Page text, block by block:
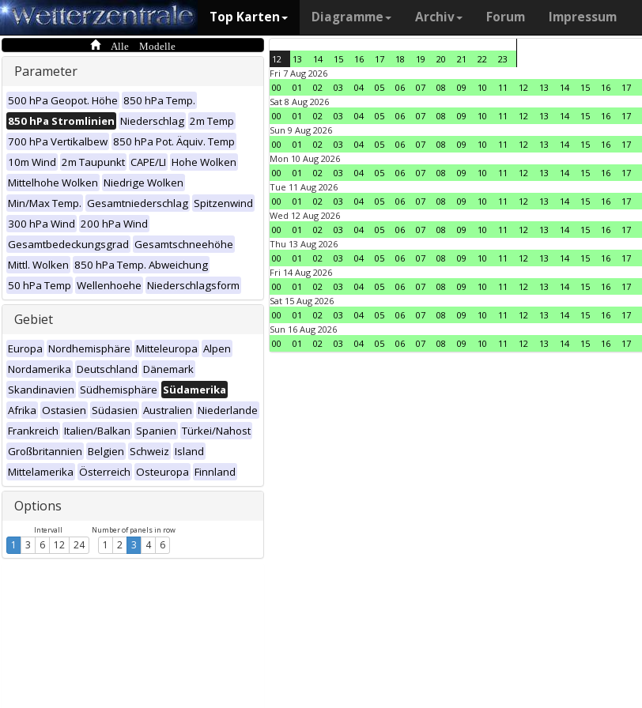
Top Karten Diagramme Archiv Forum Impressum
Alle Modelle
Parameter
500 hPa Geopot. Höhe 850 hPa Temp.
850 hPa Stromlinien Niederschlag 2m Temp
700 hPa Vertikalbew 850 hPa Pot. Äquiv. Temp
10m Wind 2m Taupunkt CAPE/LI Hohe Wolken
Mittelhohe Wolken Niedrige Wolken
Min/Max Temp. Gesamtniederschlag Spitzenwind
300 hPa Wind 200 hPa Wind
Gesamtbedeckungsgrad Gesamtschneehöhe
Mittl. Wolken 850 hPa Temp. Abweichung
50 hPa Temp Wellenhoehe Niederschlagsform
Gebiet
Europa Nordhemisphäre Mitteleuropa Alpen
Nordamerika Deutschland Dänemark
Skandinavien Südhemisphäre Südamerika
Afrika Ostasien Südasien Australien Niederlande
Frankreich Italien/Balkan Spanien Türkei/Nahost
Großbritannien Belgien Schweiz Island
Mittelamerika Österreich Osteuropa Finnland
Options
Intervall
1 3 6 12 24
Number of panels in row
1 2 3 4 6
12 13 14 15 16 17 18 19 20 21 22
23
Fri 7 Aug 2026
00
01 02 03 04 05 06 07 08 09 10 11 12 13 14 15 16 17
Sat 8 Aug 2026
00
01 02 03 04 05 06 07 08 09 10 11 12 13 14 15 16 17
Sun 9 Aug 2026
00
01 02 03 04 05 06 07 08 09 10 11 12 13 14 15 16 17
Mon 10 Aug 2026
00
01 02 03 04 05 06 07 08 09 10 11 12 13 14 15 16 17
Tue 11 Aug 2026
00
01 02 03 04 05 06 07 08 09 10 11 12 13 14 15 16 17
Wed 12 Aug 2026
00
01 02 03 04 05 06 07 08 09 10 11 12 13 14 15 16 17
Thu 13 Aug 2026
00
01 02 03 04 05 06 07 08 09 10 11 12 13 14 15 16 17
Fri 14 Aug 2026
00
01 02 03 04 05 06 07 08 09 10 11 12 13 14 15 16 17
Sat 15 Aug 2026
00
01 02 03 04 05 06 07 08 09 10 11 12 13 14 15 16 17
Sun 16 Aug 2026
00
01 02 03 04 05 06 07 08 09 10 11 12 13 14 15 16 17